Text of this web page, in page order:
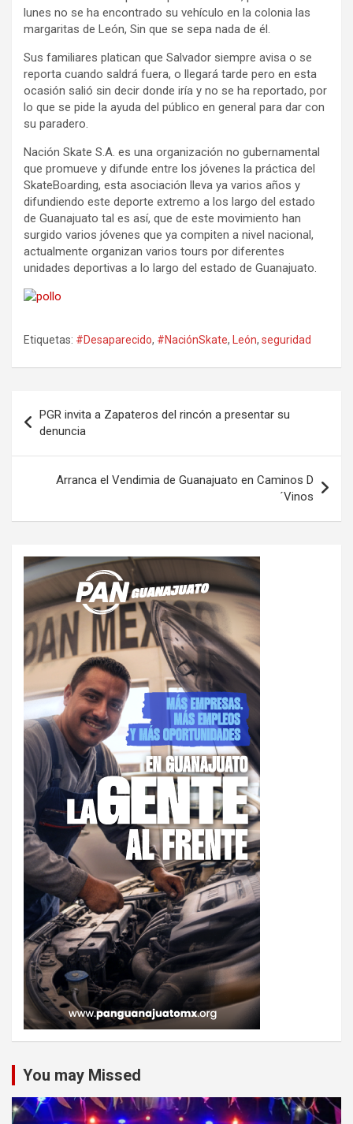
lunes no se ha encontrado su vehículo en la colonia las
margaritas de León, Sin que se sepa nada de él.
Sus familiares platican que Salvador siempre avisa o se
reporta cuando saldrá fuera, o llegará tarde pero en esta
ocasión salió sin decir donde iría y no se ha reportado, por
lo que se pide la ayuda del público en general para dar con
su paradero.
Nación Skate S.A. es una organización no gubernamental
que promueve y difunde entre los jóvenes la práctica del
SkateBoarding, esta asociación lleva ya varios años y
difundiendo este deporte extremo a los largo del estado
de Guanajuato tal es así, que de este movimiento han
surgido varios jóvenes que ya compiten a nivel nacional,
actualmente organizan varios tours por diferentes
unidades deportivas a lo largo del estado de Guanajuato.
Etiquetas: #Desaparecido, #NaciónSkate, León, seguridad
de
entradas
PGR invita a Zapateros del rincón a presentar su
denuncia
Arranca el Vendimia de Guanajuato en Caminos D
´Vinos
You may Missed